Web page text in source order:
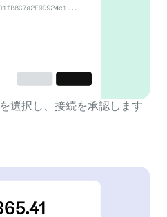
選択し、接続を承認します